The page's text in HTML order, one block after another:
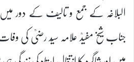
البلاغہ کے جمع و تالیف کے دور
جناب شیخ مفیدؒ علامہ سیّد رضیؒ کی